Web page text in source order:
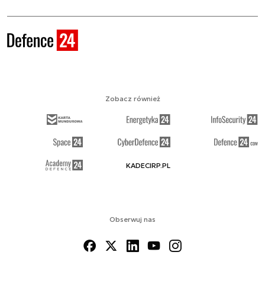
Obserwuj nas
Zobacz również
KADECIRP.PL